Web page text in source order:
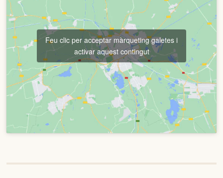
Feu clic per acceptar màrqueting galetes i
activar aquest contingut